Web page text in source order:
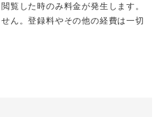
覧した時のみ料金が発生します。
ん。登録料やその他の経費は一切